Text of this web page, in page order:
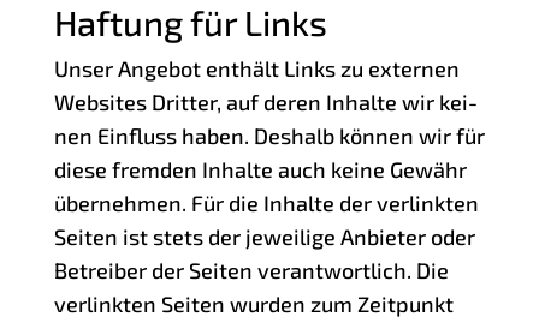
Haftung für Links
Unser Ange­bot ent­hält Links zu exter­nen
Web­sites Drit­ter, auf deren Inhal­te wir kei­
nen Ein­fluss haben. Des­halb kön­nen wir für
die­se frem­den Inhal­te auch kei­ne Gewähr
über­neh­men. Für die Inhal­te der ver­link­ten
Sei­ten ist stets der jewei­li­ge Anbie­ter oder
Betrei­ber der Sei­ten ver­ant­wort­lich. Die
ver­link­ten Sei­ten wur­den zum Zeit­punkt